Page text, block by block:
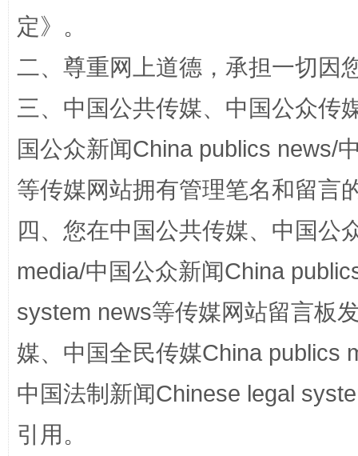
“蜀中异人”王建安的艺术幻境
完善运行机制助力责任有效落实 一纸欠
定》。
二、尊重网上道德，承担一切因
三、中国公共传媒、中国公众传
国公众新闻China publics news/
等传媒网站拥有管理笔名和留言
四、您在中国公共传媒、中国公
media/中国公众新闻China
system news等传媒网站留言板
媒、中国全民传媒China publics
中国法制新闻Chinese legal
引用。